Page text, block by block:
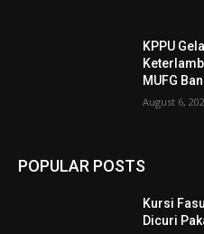
KPPU
MUFG
August 6,
POPULAR POSTS
Kursi
Dicuri